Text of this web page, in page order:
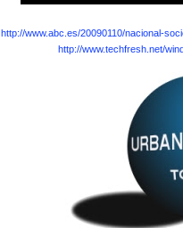
http://www.abc.es/20090110/nacional-
http://www.techfresh.net/